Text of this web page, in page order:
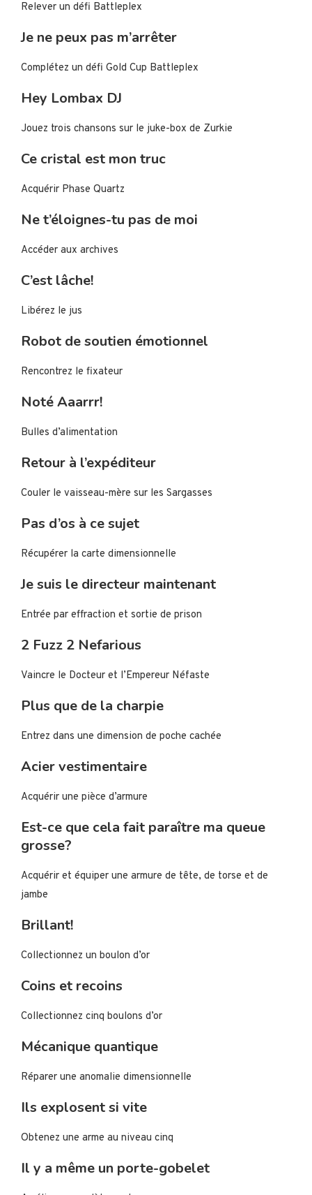
Relever un défi Battleplex
Je ne peux pas m’arrêter
Complétez un défi Gold Cup Battleplex
Hey Lombax DJ
Jouez trois chansons sur le juke-box de Zurkie
Ce cristal est mon truc
Acquérir Phase Quartz
Ne t’éloignes-tu pas de moi
Accéder aux archives
C’est lâche!
Libérez le jus
Robot de soutien émotionnel
Rencontrez le fixateur
Noté Aaarrr!
Bulles d’alimentation
Retour à l’expéditeur
Couler le vaisseau-mère sur les Sargasses
Pas d’os à ce sujet
Récupérer la carte dimensionnelle
Je suis le directeur maintenant
Entrée par effraction et sortie de prison
2 Fuzz 2 Nefarious
Vaincre le Docteur et l’Empereur Néfaste
Plus que de la charpie
Entrez dans une dimension de poche cachée
Acier vestimentaire
Acquérir une pièce d’armure
Est-ce que cela fait paraître ma queue
grosse?
Acquérir et équiper une armure de tête, de torse et de
jambe
Brillant!
Collectionnez un boulon d’or
Coins et recoins
Collectionnez cinq boulons d’or
Mécanique quantique
Réparer une anomalie dimensionnelle
Ils explosent si vite
Obtenez une arme au niveau cinq
Il y a même un porte-gobelet